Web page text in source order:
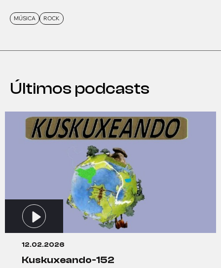
MÚSICA ROCK
Últimos podcasts
12.02.2026
kuskuxeando-152